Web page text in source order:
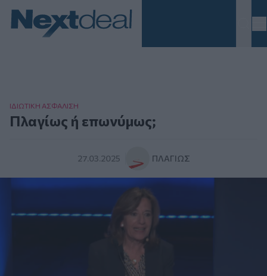
ΙΔΙΩΤΙΚΗ ΑΣΦAΛΙΣΗ
Πλαγίως ή επωνύμως;
27.03.2025 ΠΛΑΓΊΩΣ